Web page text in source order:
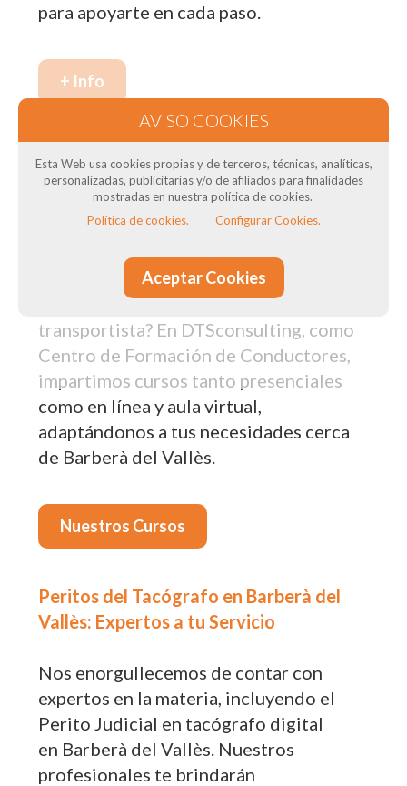
para apoyarte en cada paso.
+ Info
en Barberà del Vallès: Para
transportistas
¿Necesitas el Curso CAP para tus
conductores? ¿Necesitas curso de ADR
? ¿Quieres obtener el título del
transportista? En DTSconsulting, como
Centro de Formación de Conductores,
impartimos cursos tanto presenciales
como en línea y aula virtual,
adaptándonos a tus necesidades cerca
de Barberà del Vallès.
Nuestros Cursos
Peritos del Tacógrafo en Barberà del
Vallès: Expertos a tu Servicio
Nos enorgullecemos de contar con
expertos en la materia, incluyendo el
Perito Judicial en tacógrafo digital
en Barberà del Vallès. Nuestros
profesionales te brindarán
Esta Web usa cookies propias y de terceros, técnicas, analíticas,
personalizadas, publicitarias y/o de afiliados para finalidades
mostradas en nuestra política de cookies.
Política de cookies.
Configurar Cookies.
Aceptar Cookies